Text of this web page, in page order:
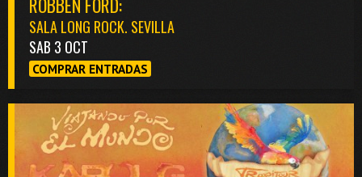
SALA LONG ROCK. SEVILLA
SAB 3 OCT
COMPRAR ENTRADAS